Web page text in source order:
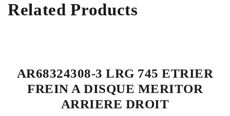
Related Products
AR68324308-3 LRG 745 ETRIER
FREIN A DISQUE MERITOR
ARRIERE DROIT